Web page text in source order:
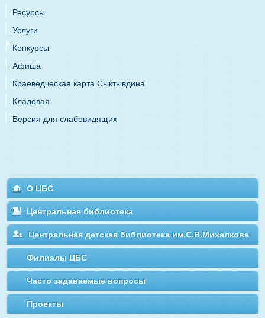
Ресурсы
Услуги
Конкурсы
Афиша
Краеведческая карта Сыктывдина
Кладовая
Версия для слабовидящих
О ЦБС
Центральная библиотека
Центральная детская библиотека им.С.В.Михалкова
Филиалы ЦБС
Часто задаваемые вопросы
Проекты